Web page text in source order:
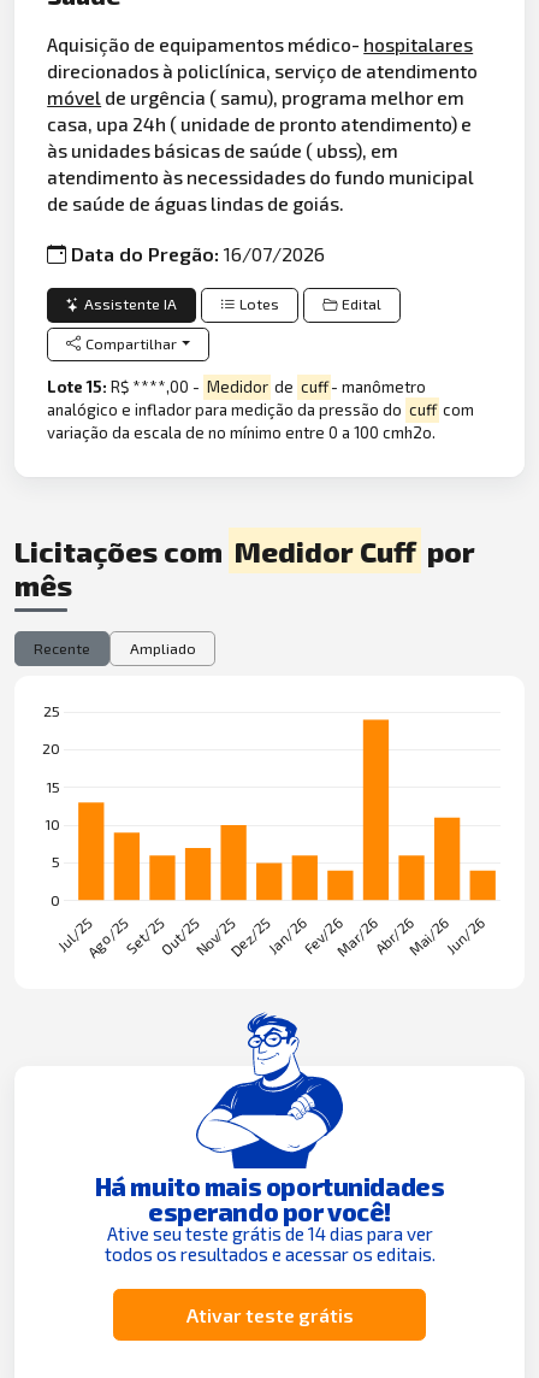
Aquisição de equipamentos médico- hospitalares
direcionados à policlínica, serviço de atendimento
móvel de urgência ( samu), programa melhor em
casa, upa 24h ( unidade de pronto atendimento) e
às unidades básicas de saúde ( ubss), em
atendimento às necessidades do fundo municipal
de saúde de águas lindas de goiás.
Data do Pregão:16/07/2026
Assistente IA Lotes Edital
Compartilhar
Lote 15:R$ ****,00 - Medidor de cuff - manômetro
analógico e inflador para medição da pressão do cuff com
variação da escala de no mínimo entre 0 a 100 cmh2o.
Licitações com Medidor Cuff por
mês
Recente Ampliado
Há muito mais oportunidades
esperando por você!
Ative seu teste grátis de 14 dias para ver
todos os resultados e acessar os editais.
Ativar teste grátis